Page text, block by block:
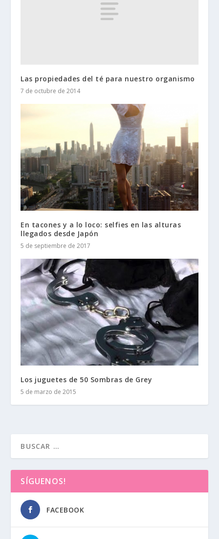
Las propiedades del té para nuestro organismo
7 de octubre de 2014
En tacones y a lo loco: selfies en las alturas
llegados desde Japón
5 de septiembre de 2017
Los juguetes de 50 Sombras de Grey
5 de marzo de 2015
SÍGUENOS!
FACEBOOK